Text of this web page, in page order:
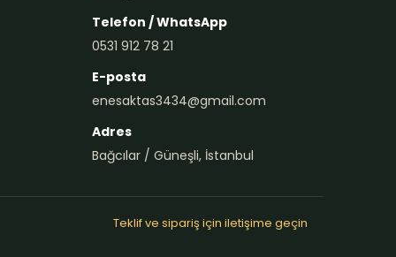
Telefon / WhatsApp
0531 912 78 21
E-posta
enesaktas3434@gmail.com
Adres
Bağcılar / Güneşli, İstanbul
Teklif ve sipariş için iletişime geçin